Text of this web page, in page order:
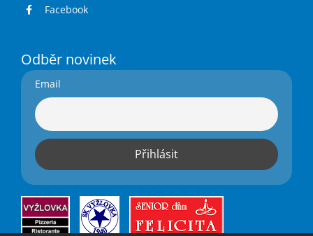
Facebook
Odběr novinek
Email